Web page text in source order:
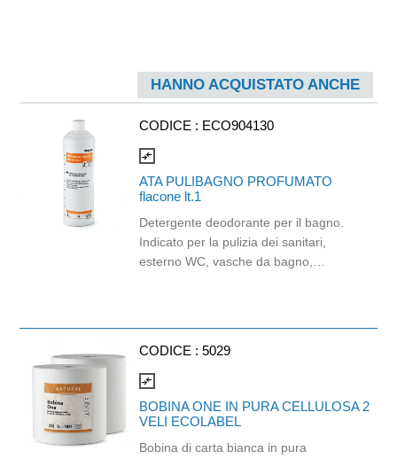
HANNO ACQUISTATO ANCHE
CODICE : ECO904130
compare_arrows
ATA PULIBAGNO PROFUMATO
flacone lt.1
Detergente deodorante per il bagno.
Indicato per la pulizia dei sanitari,
esterno WC, vasche da bagno,
lungo.
CODICE : 5029
compare_arrows
BOBINA ONE IN PURA CELLULOSA 2
VELI ECOLABEL
Bobina di carta bianca in pura